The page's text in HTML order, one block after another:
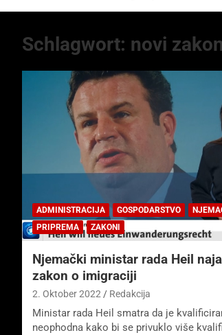
Schlagwort: novi
ADMINISTRACIJA GOSPODARSTVO
PRIPREMA
ZAKONI
Njemački ministar rada Heil
zakon o imigraciji
2. Oktober 2022 Redakcija
Ministar rada Heil smatra da je
neophodna kako bi se privuklo više